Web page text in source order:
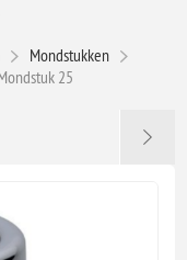
Mondstukken
25